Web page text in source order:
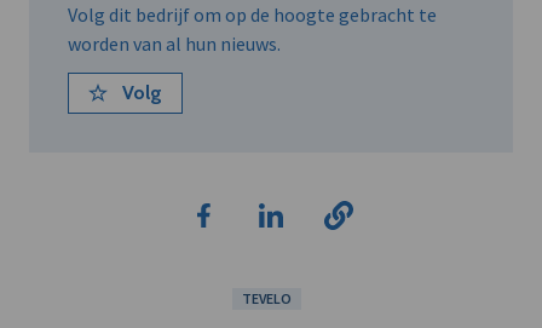
Volg dit bedrijf om op de hoogte gebracht te
worden van al hun nieuws.
Volg
TEVELO